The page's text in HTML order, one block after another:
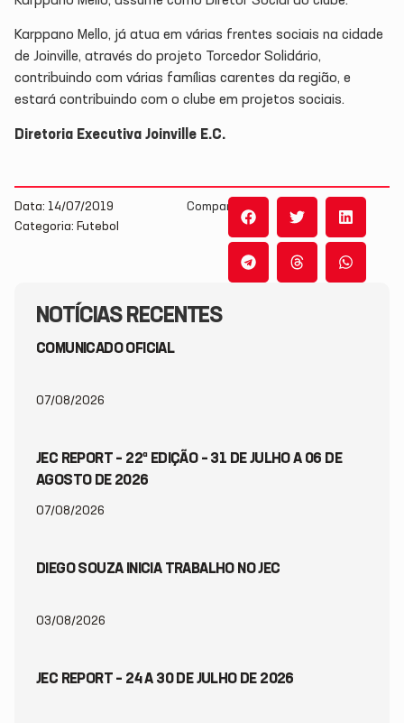
NOTÍCIAS RECENTES
COMUNICADO OFICIAL
07/08/2026
JEC REPORT – 22ª EDIÇÃO – 31 DE JULHO A 06 DE
AGOSTO DE 2026
07/08/2026
DIEGO SOUZA INICIA TRABALHO NO JEC
03/08/2026
JEC REPORT – 24 A 30 DE JULHO DE 2026
Karppano Mello, já atua em várias frentes sociais na cidade
de Joinville, através do projeto Torcedor Solidário,
contribuindo com várias famílias carentes da região, e
estará contribuindo com o clube em projetos sociais.
Diretoria Executiva Joinville E.C.
Data: 14/07/2019
Categoria: Futebol
Compartilhe: